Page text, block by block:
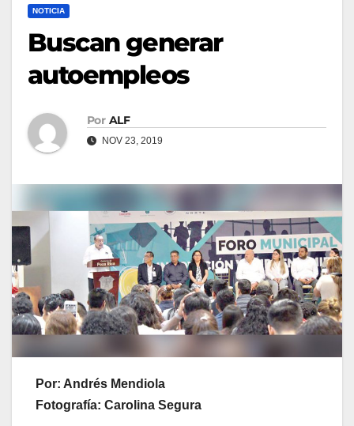
NOTICIA
Buscan generar
autoempleos
Por ALF
NOV 23, 2019
Por: Andrés Mendiola
Fotografía: Carolina Segura